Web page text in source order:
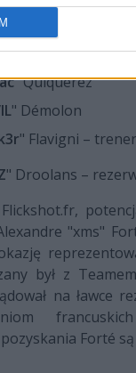
" Quiquerez
" Démolon
" Flavigni – trener
" Droolans –
"xms"
był z
na ławce
Forté